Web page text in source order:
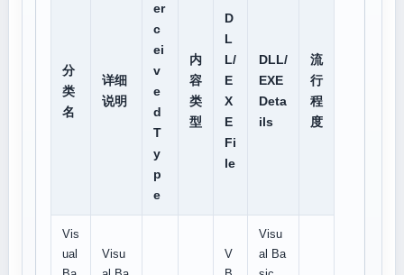
分
类
名
详细
说明
er
c
ei
v
e
d
T
y
p
e
内
容
类
型
D
L
L/
E
X
E
Fi
le
DLL/
EXE
Deta
ils
流
行
程
度
Vis
ual
Visu
V
Visu
al Ba